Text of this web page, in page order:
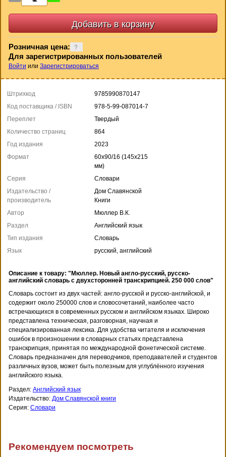
Розничная цена:
Для зарегистрированных пользователей
Войти или Зарегистрироваться
Штрихкод
9785990870147
Код поставщика / ISBN
978-5-99-087014-7
Переплет
Твердый
Количество страниц
864
Год издания
2023
Формат
60x90/16 (145x215
мм)
Серия
Словари
Издательство /
производитель
Дом Славянской
Книги
Автор
Мюллер В.К.
Раздел
Английский язык
Тип издания
Словарь
Язык
русский, английский
Описание к товару: "Мюллер. Новый англо-русский, русско-
английский словарь с двухсторонней транскрипцией. 250 000 слов"
Словарь состоит из двух частей: англо-русской и русско-английской, и
содержит около 250000 слов и словосочетаний, наиболее часто
встречающихся в современных русском и английском языках. Широко
представлена техническая, разговорная, научная и
специализированная лексика. Для удобства читателя и исключения
ошибок в произношении в словарных статьях представлена
транскрипция, принятая по международной фонетической системе.
Словарь предназначен для переводчиков, преподавателей и студентов
различных вузов, может быть полезным для углублённого изучения
английского языка.
Раздел: Английский язык
Издательство: Дом Славянской книги
Серия: Словари
Рекомендуем посмотреть